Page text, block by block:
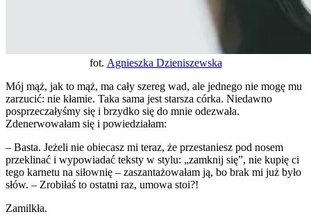
fot. Agnieszka Dzieniszewska
Mój mąż, jak to mąż, ma cały szereg wad, ale jednego nie mogę mu
zarzucić: nie kłamie. Taka sama jest starsza córka. Niedawno
posprzeczałyśmy się i brzydko się do mnie odezwała.
Zdenerwowałam się i powiedziałam:
– Basta. Jeżeli nie obiecasz mi teraz, że przestaniesz pod nosem
przeklinać i wypowiadać teksty w stylu: „zamknij się”, nie kupię ci
tego karnetu na siłownię – zaszantażowałam ją, bo brak mi już było
słów. – Zrobiłaś to ostatni raz, umowa stoi?!
Zamilkła.